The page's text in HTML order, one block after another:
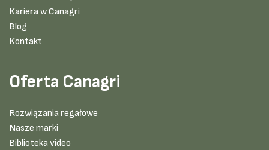
Kariera w Canagri
Blog
Kontakt
Oferta Canagri
Rozwiązania regałowe
Nasze marki
Biblioteka video